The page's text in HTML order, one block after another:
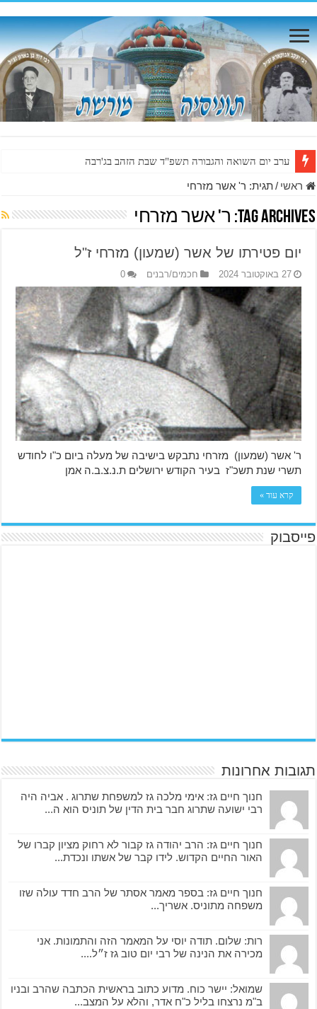
ערב יום השואה והגבורה תשפ"ד שבת הזהב בג'רבה
ראשי /תגית: ר' אשר מזרחי
Tag Archives: ר' אשר מזרחי
יום פטירתו של אשר (שמעון) מזרחי ז"ל
27 באוקטובר 2024 חכמים/רבנים 0
ר' אשר (שמעון) מזרחי נתבקש בישיבה של מעלה ביום כ"ו לחודש
תשרי שנת תשכ"ז בעיר הקודש ירושלים ת.נ.צ.ב.ה אמן
קרא עוד »
פייסבוק
תגובות אחרונות
חנוך חיים גז: אימי מלכה גז למשפחת שתרוג . אביה היה
רבי ישועה שתרוג חבר בית הדין של תוניס הוא ה...
חנוך חיים גז: הרב יהודה גז קבור לא רחוק מציון קברו של
האור החיים הקדוש. לידו קבר של אשתו ונכדת...
חנוך חיים גז: בספר מאמר אסתר של הרב חדד עולה שזו
משפחה מתוניס. אשריך...
רות: שלום. תודה יוסי על המאמר הזה והתמונות. אני
מכירה את הנינה של רבי יום טוב גז ז״ל....
שמואל: יישר כוח. מדוע כתוב בראשית הכתבה שהרב ובניו
ב"מ נרצחו בליל כ"ח אדר, והלא על המצב...